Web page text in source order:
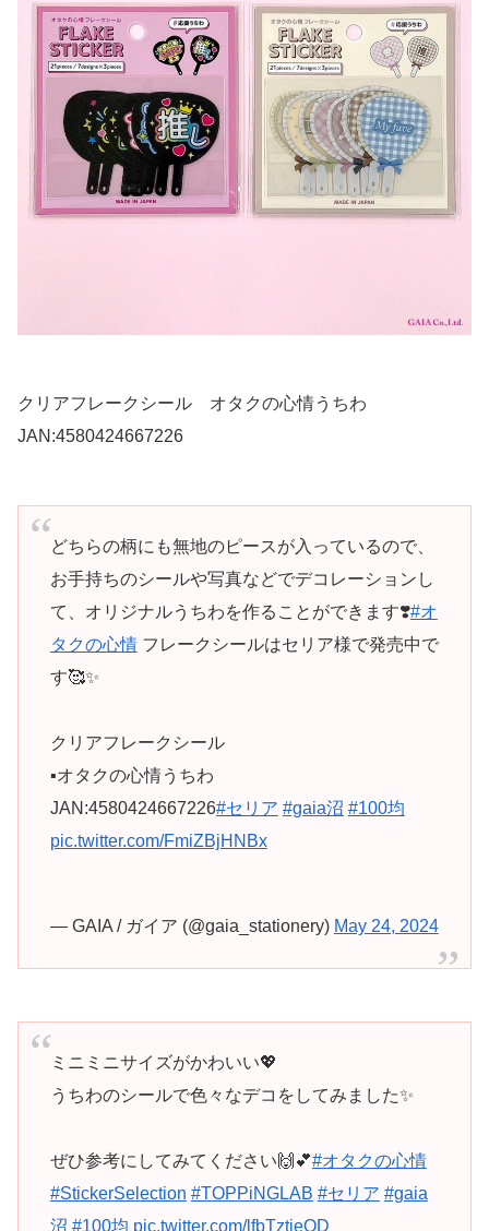
クリアフレークシール オタクの心情うちわ
JAN:4580424667226
どちらの柄にも無地のピースが入っているので、
お手持ちのシールや写真などでデコレーションし
て、オリジナルうちわを作ることができます❣️#オ
タクの心情フレークシールはセリア様で発売中で
す🥰✨
クリアフレークシール
▪️オタクの心情うちわ
JAN:4580424667226#セリア #gaia沼 #100均
pic.twitter.com/FmiZBjHNBx
— GAIA / ガイア (@gaia_stationery) May 24, 2024
ミニミニサイズがかわいい💖
うちわのシールで色々なデコをしてみました✨
ぜひ参考にしてみてください🙌💕#オタクの心情
#StickerSelection #TOPPiNGLAB #セリア #gaia
沼 #100均 pic.twitter.com/lfbTztieOD